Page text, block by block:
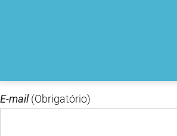
E-mail (Obrigatório)